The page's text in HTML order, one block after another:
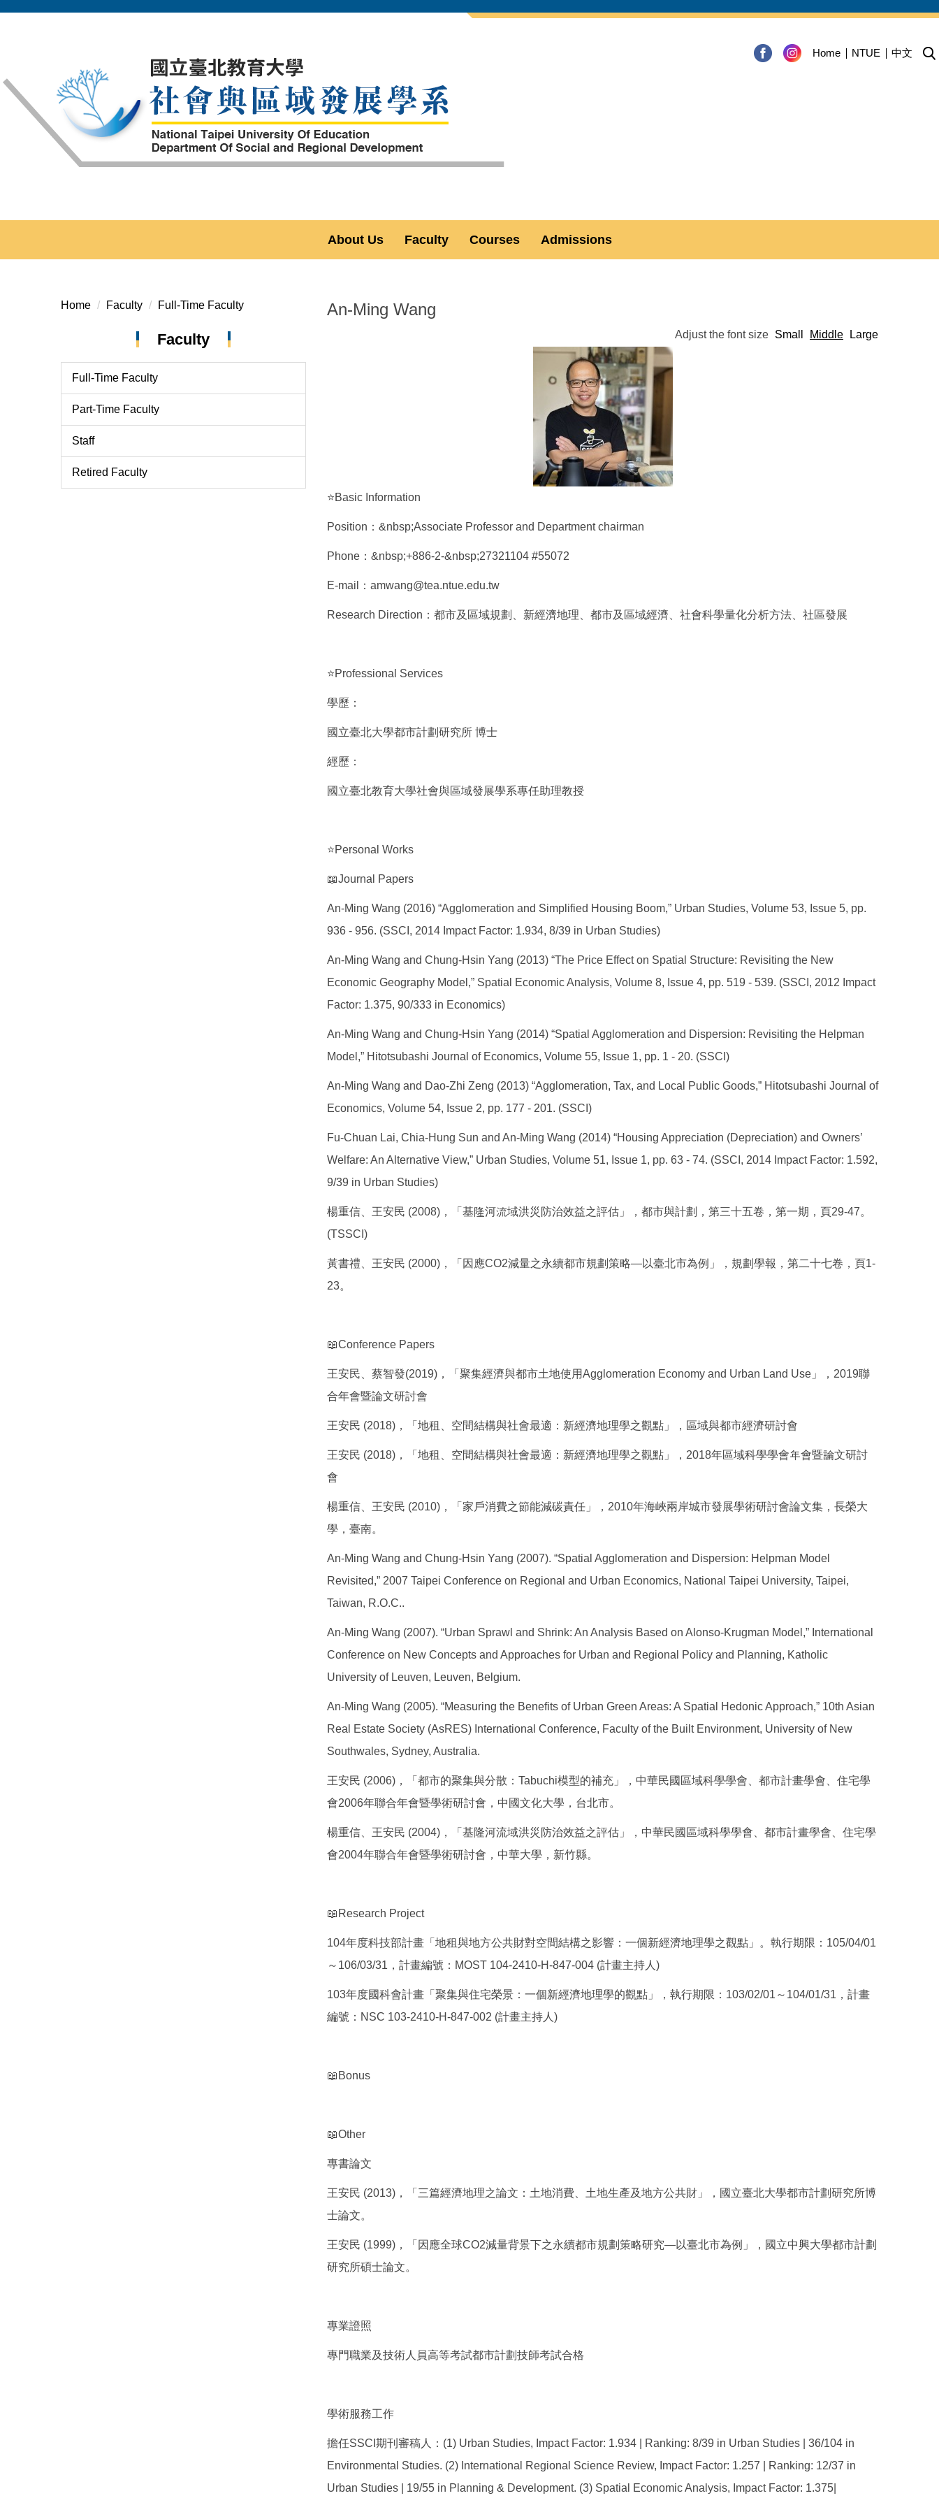
Jump
content
block
Home NTUE 中文
About Us Faculty Courses Admissions
Home Faculty Full-Time Faculty
Faculty
Full-Time Faculty
Part-Time Faculty
Staff
Retired Faculty
An-Ming Wang
Adjust the font size Small Middle Large
⭐Basic Information
Position：&nbsp;Associate Professor and Department chairman
Phone：&nbsp;+886-2-&nbsp;27321104 #55072
E-mail：amwang@tea.ntue.edu.tw
Research Direction：都市及區域規劃、新經濟地理、都市及區域經濟、社會科學量化分析方法、社區發展
⭐Professional Services
學歷：
國立臺北大學都市計劃研究所 博士
經歷：
國立臺北教育大學社會與區域發展學系專任助理教授
⭐Personal Works
📖Journal Papers
An-Ming Wang (2016) “Agglomeration and Simplified Housing Boom,” Urban Studies, Volume 53, Issue 5, pp.
936 - 956. (SSCI, 2014 Impact Factor: 1.934, 8/39 in Urban Studies)
An-Ming Wang and Chung-Hsin Yang (2013) “The Price Effect on Spatial Structure: Revisiting the New
Economic Geography Model,” Spatial Economic Analysis, Volume 8, Issue 4, pp. 519 - 539. (SSCI, 2012 Impact
Factor: 1.375, 90/333 in Economics)
An-Ming Wang and Chung-Hsin Yang (2014) “Spatial Agglomeration and Dispersion: Revisiting the Helpman
Model,” Hitotsubashi Journal of Economics, Volume 55, Issue 1, pp. 1 - 20. (SSCI)
An-Ming Wang and Dao-Zhi Zeng (2013) “Agglomeration, Tax, and Local Public Goods,” Hitotsubashi Journal of
Economics, Volume 54, Issue 2, pp. 177 - 201. (SSCI)
Fu-Chuan Lai, Chia-Hung Sun and An-Ming Wang (2014) “Housing Appreciation (Depreciation) and Owners’
Welfare: An Alternative View,” Urban Studies, Volume 51, Issue 1, pp. 63 - 74. (SSCI, 2014 Impact Factor: 1.592,
9/39 in Urban Studies)
楊重信、王安民 (2008)，「基隆河流域洪災防治效益之評估」，都市與計劃，第三十五卷，第一期，頁29-47。
(TSSCI)
黃書禮、王安民 (2000)，「因應CO2減量之永續都市規劃策略—以臺北市為例」，規劃學報，第二十七卷，頁1-
23。
📖Conference Papers
王安民、蔡智發(2019)，「聚集經濟與都市土地使用Agglomeration Economy and Urban Land Use」，2019聯
合年會暨論文研討會
王安民 (2018)，「地租、空間結構與社會最適：新經濟地理學之觀點」，區域與都市經濟研討會
王安民 (2018)，「地租、空間結構與社會最適：新經濟地理學之觀點」，2018年區域科學學會年會暨論文研討
會
楊重信、王安民 (2010)，「家戶消費之節能減碳責任」，2010年海峽兩岸城市發展學術研討會論文集，長榮大
學，臺南。
An-Ming Wang and Chung-Hsin Yang (2007). “Spatial Agglomeration and Dispersion: Helpman Model
Revisited,” 2007 Taipei Conference on Regional and Urban Economics, National Taipei University, Taipei,
Taiwan, R.O.C..
An-Ming Wang (2007). “Urban Sprawl and Shrink: An Analysis Based on Alonso-Krugman Model,” International
Conference on New Concepts and Approaches for Urban and Regional Policy and Planning, Katholic
University of Leuven, Leuven, Belgium.
An-Ming Wang (2005). “Measuring the Benefits of Urban Green Areas: A Spatial Hedonic Approach,” 10th Asian
Real Estate Society (AsRES) International Conference, Faculty of the Built Environment, University of New
Southwales, Sydney, Australia.
王安民 (2006)，「都市的聚集與分散：Tabuchi模型的補充」，中華民國區域科學學會、都市計畫學會、住宅學
會2006年聯合年會暨學術研討會，中國文化大學，台北市。
楊重信、王安民 (2004)，「基隆河流域洪災防治效益之評估」，中華民國區域科學學會、都市計畫學會、住宅學
會2004年聯合年會暨學術研討會，中華大學，新竹縣。
📖Research Project
104年度科技部計畫「地租與地方公共財對空間結構之影響：一個新經濟地理學之觀點」。執行期限：105/04/01
～106/03/31，計畫編號：MOST 104-2410-H-847-004 (計畫主持人)
103年度國科會計畫「聚集與住宅榮景：一個新經濟地理學的觀點」，執行期限：103/02/01～104/01/31，計畫
編號：NSC 103-2410-H-847-002 (計畫主持人)
📖Bonus
📖Other
專書論文
王安民 (2013)，「三篇經濟地理之論文：土地消費、土地生產及地方公共財」，國立臺北大學都市計劃研究所博
士論文。
王安民 (1999)，「因應全球CO2減量背景下之永續都市規劃策略研究—以臺北市為例」，國立中興大學都市計劃
研究所碩士論文。
專業證照
專門職業及技術人員高等考試都市計劃技師考試合格
學術服務工作
擔任SSCI期刊審稿人：(1) Urban Studies, Impact Factor: 1.934 | Ranking: 8/39 in Urban Studies | 36/104 in
Environmental Studies. (2) International Regional Science Review, Impact Factor: 1.257 | Ranking: 12/37 in
Urban Studies | 19/55 in Planning & Development. (3) Spatial Economic Analysis, Impact Factor: 1.375|